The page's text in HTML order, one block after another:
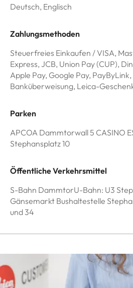
Deutsch, Englisch
Zahlungsmethoden
Steuerfreies Einkaufen / VISA,
Express, JCB, Union Pay (CUP),
Apple Pay, Google Pay,
Banküberweisung, Leica-
Parken
APCOA Dammtorwall 5 CASINO
Stephansplatz 10
Öffentliche Verkehrsmittel
S-Bahn DammtorU-Bahn: U3
Gänsemarkt Bushaltestelle
und 34